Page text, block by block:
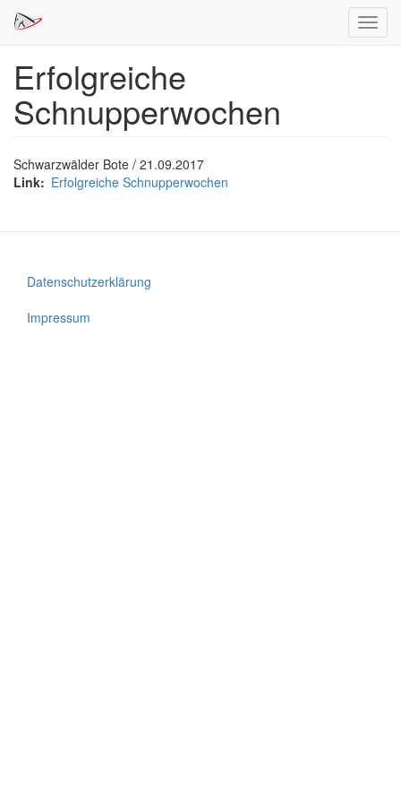
Direkt
zum
Inhalt
Erfolgreiche
Schnupperwochen
Schwarzwälder Bote / 21.09.2017
Link
Erfolgreiche Schnupperwochen
Footer
menu
Datenschutzerklärung
Impressum